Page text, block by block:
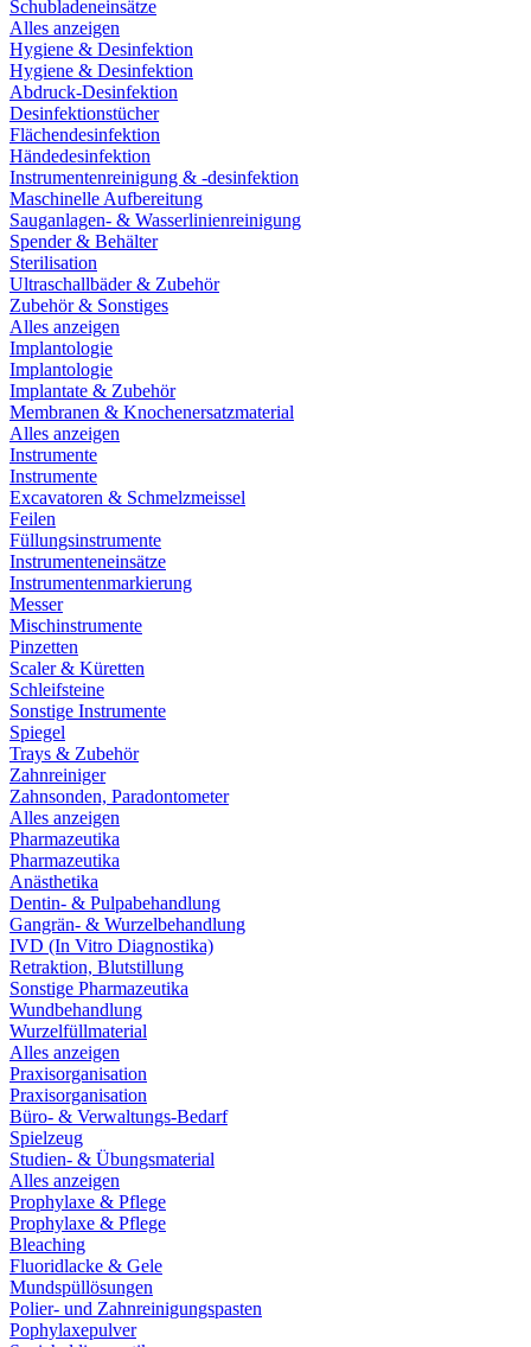
Schubladeneinsätze
Alles anzeigen
Hygiene & Desinfektion
Hygiene & Desinfektion
Abdruck-Desinfektion
Desinfektionstücher
Flächendesinfektion
Händedesinfektion
Instrumentenreinigung & -desinfektion
Maschinelle Aufbereitung
Sauganlagen- & Wasserlinienreinigung
Spender & Behälter
Sterilisation
Ultraschallbäder & Zubehör
Zubehör & Sonstiges
Alles anzeigen
Implantologie
Implantologie
Implantate & Zubehör
Membranen & Knochenersatzmaterial
Alles anzeigen
Instrumente
Instrumente
Excavatoren & Schmelzmeissel
Feilen
Füllungsinstrumente
Instrumenteneinsätze
Instrumentenmarkierung
Messer
Mischinstrumente
Pinzetten
Scaler & Küretten
Schleifsteine
Sonstige Instrumente
Spiegel
Trays & Zubehör
Zahnreiniger
Zahnsonden, Paradontometer
Alles anzeigen
Pharmazeutika
Pharmazeutika
Anästhetika
Dentin- & Pulpabehandlung
Gangrän- & Wurzelbehandlung
IVD (In Vitro Diagnostika)
Retraktion, Blutstillung
Sonstige Pharmazeutika
Wundbehandlung
Wurzelfüllmaterial
Alles anzeigen
Praxisorganisation
Praxisorganisation
Büro- & Verwaltungs-Bedarf
Spielzeug
Studien- & Übungsmaterial
Alles anzeigen
Prophylaxe & Pflege
Prophylaxe & Pflege
Bleaching
Fluoridlacke & Gele
Mundspüllösungen
Polier- und Zahnreinigungspasten
Pophylaxepulver